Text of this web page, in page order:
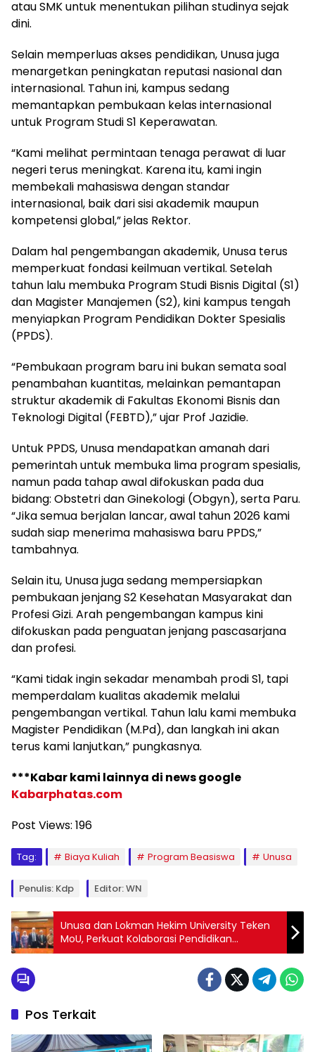
atau SMK untuk menentukan pilihan studinya sejak
dini.
Selain memperluas akses pendidikan, Unusa juga
menargetkan peningkatan reputasi nasional dan
internasional. Tahun ini, kampus sedang
memantapkan pembukaan kelas internasional
untuk Program Studi S1 Keperawatan.
“Kami melihat permintaan tenaga perawat di luar
negeri terus meningkat. Karena itu, kami ingin
membekali mahasiswa dengan standar
internasional, baik dari sisi akademik maupun
kompetensi global,” jelas Rektor.
Dalam hal pengembangan akademik, Unusa terus
memperkuat fondasi keilmuan vertikal. Setelah
tahun lalu membuka Program Studi Bisnis Digital (S1)
dan Magister Manajemen (S2), kini kampus tengah
menyiapkan Program Pendidikan Dokter Spesialis
(PPDS).
“Pembukaan program baru ini bukan semata soal
penambahan kuantitas, melainkan pemantapan
struktur akademik di Fakultas Ekonomi Bisnis dan
Teknologi Digital (FEBTD),” ujar Prof Jazidie.
Untuk PPDS, Unusa mendapatkan amanah dari
pemerintah untuk membuka lima program spesialis,
namun pada tahap awal difokuskan pada dua
bidang: Obstetri dan Ginekologi (Obgyn), serta Paru.
“Jika semua berjalan lancar, awal tahun 2026 kami
sudah siap menerima mahasiswa baru PPDS,”
tambahnya.
Selain itu, Unusa juga sedang mempersiapkan
pembukaan jenjang S2 Kesehatan Masyarakat dan
Profesi Gizi. Arah pengembangan kampus kini
difokuskan pada penguatan jenjang pascasarjana
dan profesi.
“Kami tidak ingin sekadar menambah prodi S1, tapi
memperdalam kualitas akademik melalui
pengembangan vertikal. Tahun lalu kami membuka
Magister Pendidikan (M.Pd), dan langkah ini akan
terus kami lanjutkan,” pungkasnya.
***Kabar kami lainnya di news google
Kabarphatas.com
Post Views: 196
Tag: Biaya Kuliah Program Beasiswa Unusa
Penulis: Kdp Editor: WN
Unusa dan Lokman Hekim University Teken
MoU, Perkuat Kolaborasi Pendidikan
Kesehatan Global
Pos Terkait